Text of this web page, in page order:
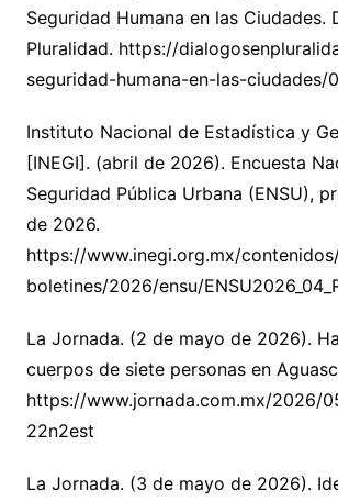
Seguridad Humana en las Ciudades.
Pluralidad. https://
seguridad-humana-en-las-
Instituto Nacional de Estadística y
[INEGI]. (abril de 2026). Encuesta
Seguridad Pública Urbana (ENSU),
de 2026.
https://www.inegi.org.mx/
boletines/2026/ensu/
La Jornada. (2 de mayo de 2026).
cuerpos de siete personas en
https://www.jornada.com.mx/2026/
22n2est
La Jornada. (3 de mayo de 2026).